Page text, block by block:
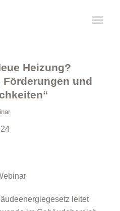
Heizung?
Förderungen und
leitet